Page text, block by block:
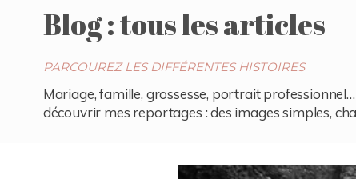
Blog : tous les articles
PARCOUREZ LES DIFFÉRENTES HISTOIRES
Mariage, famille, grossesse, portrait
découvrir mes reportages : des images simples,